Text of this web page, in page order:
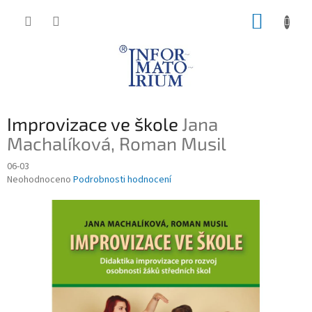
Improvizace ve škole Jana
Machalíková, Roman Musil
06-03
Průměrné
Neohodnoceno Podrobnosti hodnocení